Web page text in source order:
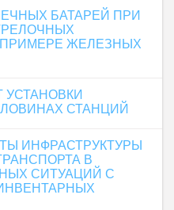
БАТАРЕЙ ПРИ
ЖЕЛЕЗНЫХ
СТАНЦИЙ
ИНФРАСТРУКТУРЫ
В
СИТУАЦИЙ С